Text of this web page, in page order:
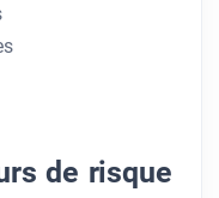
de risque